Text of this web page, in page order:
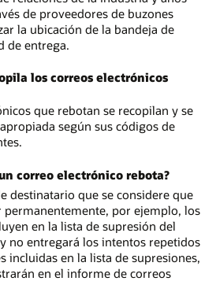
de proveedores de buzones
la ubicación de la bandeja de
de entrega.
los correos electrónicos
que rebotan se recopilan y se
según sus códigos de
correo electrónico rebota?
destinatario que se considere que
permanentemente, por ejemplo, los
en la lista de supresión del
no entregará los intentos repetidos
incluidas en la lista de supresiones,
en el informe de correos